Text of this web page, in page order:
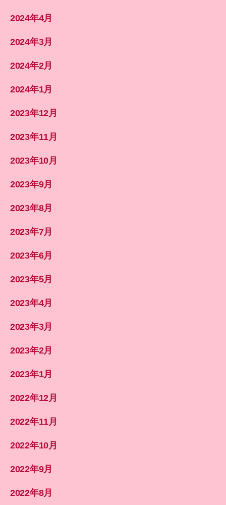
2024年4月
2024年3月
2024年2月
2024年1月
2023年12月
2023年11月
2023年10月
2023年9月
2023年8月
2023年7月
2023年6月
2023年5月
2023年4月
2023年3月
2023年2月
2023年1月
2022年12月
2022年11月
2022年10月
2022年9月
2022年8月